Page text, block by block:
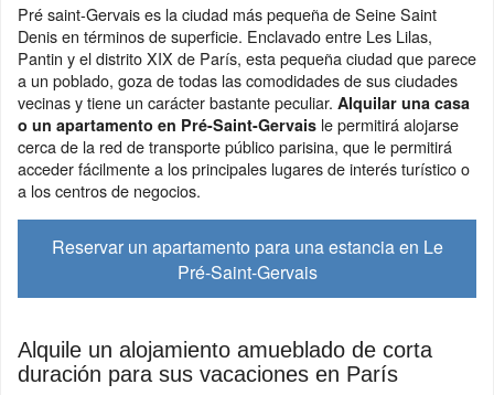
Pré saint-Gervais es la ciudad más pequeña de Seine Saint
Denis en términos de superficie. Enclavado entre Les Lilas,
Pantin y el distrito XIX de París, esta pequeña ciudad que parece
a un poblado, goza de todas las comodidades de sus ciudades
vecinas y tiene un carácter bastante peculiar. Alquilar una casa
o un apartamento en Pré-Saint-Gervais le permitirá alojarse
cerca de la red de transporte público parisina, que le permitirá
acceder fácilmente a los principales lugares de interés turístico o
a los centros de negocios.
Reservar un apartamento para una estancia en Le
Pré-Saint-Gervais
Alquile un alojamiento amueblado de corta
duración para sus vacaciones en París